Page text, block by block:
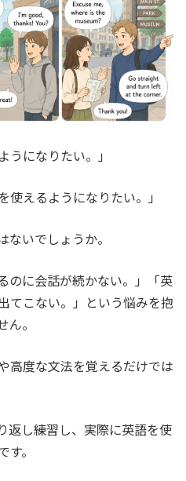
うになりたい。」
使えるようになりたい。」
ないでしょうか。
のに会話が続かない。」「英
てこない。」という悩みを抱
。
高度な文法を覚えるだけでは
返し練習し、実際に英語を使
。